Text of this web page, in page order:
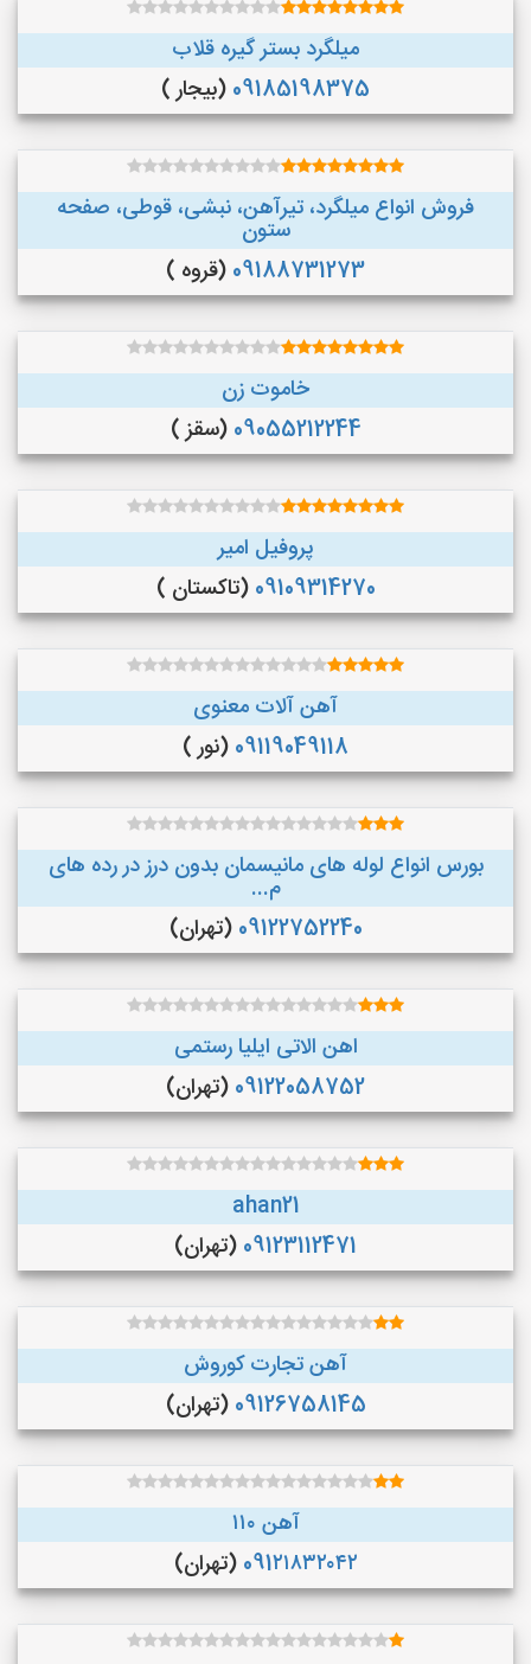
میلگرد بستر گیره قلاب
09185198375 (بیجار )
فروش انواع میلگرد، تیرآهن، نبشی، قوطی، صفحه
ستون
09188731273 (قروه )
خاموت زن
09055212244 (سقز )
پروفیل امیر
09109314270 (تاکستان )
آهن آلات معنوی
09119049118 (نور )
بورس انواع لوله های مانیسمان بدون درز در رده های
م...
09122752240 (تهران)
اهن الاتی ایلیا رستمی
09122058752 (تهران)
ahan21
09123112471 (تهران)
آهن تجارت کوروش
09126758145 (تهران)
آهن ۱۱۰
091۲۱۸۳۲۰۴۲ (تهران)